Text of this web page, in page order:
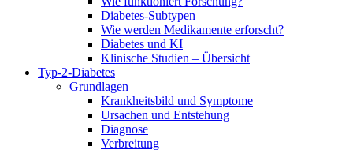
Diabetes-Subtypen
Wie werden Medikamente erforscht?
Diabetes und KI
Klinische Studien – Übersicht
Typ-2-Diabetes
Grundlagen
Krankheitsbild und Symptome
Ursachen und Entstehung
Diagnose
Verbreitung